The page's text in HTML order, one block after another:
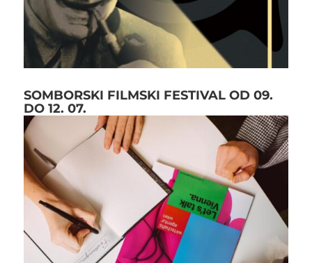
SOMBORSKI FILMSKI FESTIVAL OD 09.
DO 12. 07.